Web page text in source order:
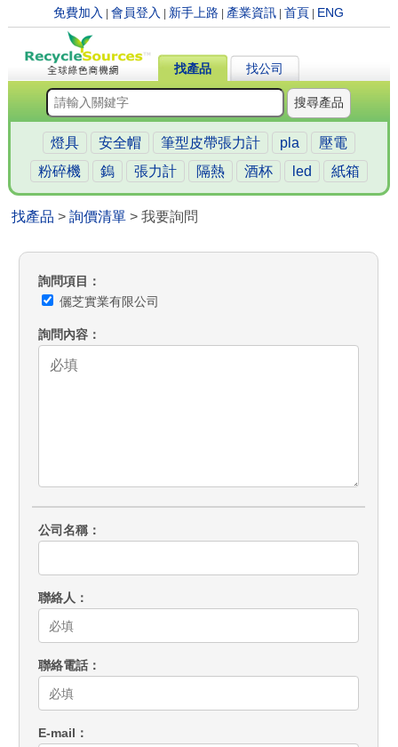
免費加入 |會員登入 新手上路 產業資訊 |首頁 ENG
找產品 找公司
搜尋產品
燈具 安全帽 筆型皮帶張力計 pla
壓電
粉碎機
鎢 張力計 隔熱 酒杯 led 紙箱
找產品 >詢價清單 > 我要詢問
詢問項目
儷芝實業有限公司
詢問內容
公司名稱
聯絡人
聯絡電話
E-mail